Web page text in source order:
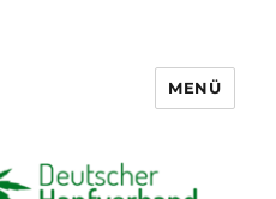
Club Stuttgart
MENÜ